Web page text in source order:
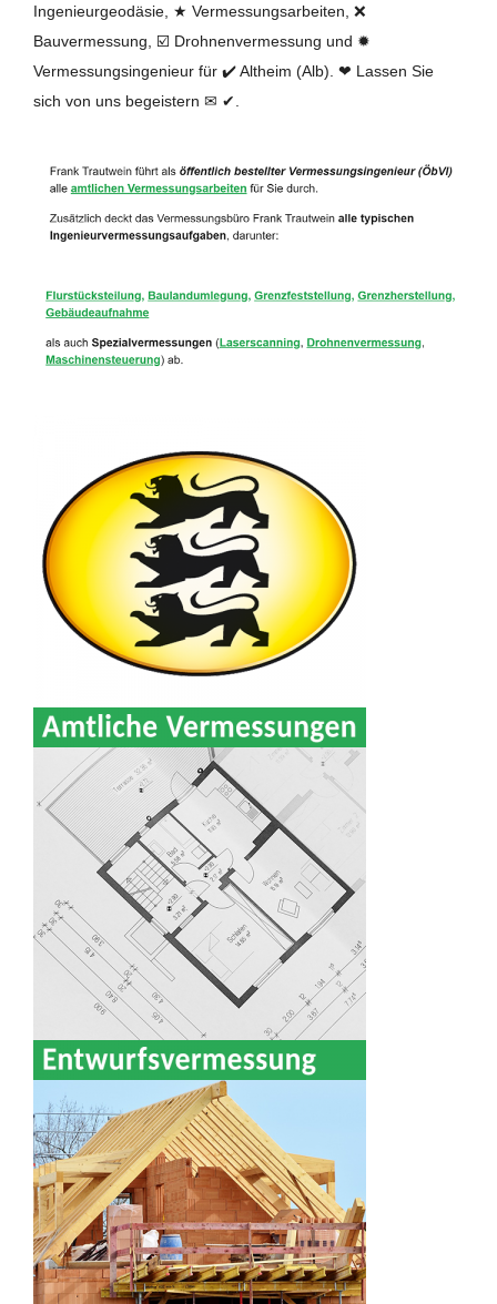
Ingenieurgeodäsie, ★ Vermessungsarbeiten, ❌
Bauvermessung, ☑️ Drohnenvermessung und ✹
Vermessungsingenieur für ✔️ Altheim (Alb). ❤ Lassen Sie
sich von uns begeistern ✉ ✔.